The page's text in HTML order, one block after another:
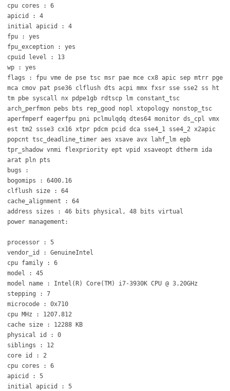
cpu cores : 6
apicid : 4
initial apicid : 4
fpu : yes
fpu_exception : yes
cpuid level : 13
wp : yes
flags : fpu vme de pse tsc msr pae mce cx8 apic sep mtrr pge
mca cmov pat pse36 clflush dts acpi mmx fxsr sse sse2 ss ht
tm pbe syscall nx pdpe1gb rdtscp lm constant_tsc
arch_perfmon pebs bts rep_good nopl xtopology nonstop_tsc
aperfmperf eagerfpu pni pclmulqdq dtes64 monitor ds_cpl vmx
est tm2 ssse3 cx16 xtpr pdcm pcid dca sse4_1 sse4_2 x2apic
popcnt tsc_deadline_timer aes xsave avx lahf_lm epb
tpr_shadow vnmi flexpriority ept vpid xsaveopt dtherm ida
arat pln pts
bugs :
bogomips : 6400.16
clflush size : 64
cache_alignment : 64
address sizes : 46 bits physical, 48 bits virtual
power management:
processor : 5
vendor_id : GenuineIntel
cpu family : 6
model : 45
model name : Intel(R) Core(TM) i7-3930K CPU @ 3.20GHz
stepping : 7
microcode : 0x710
cpu MHz : 1207.812
cache size : 12288 KB
physical id : 0
siblings : 12
core id : 2
cpu cores : 6
apicid : 5
initial apicid : 5